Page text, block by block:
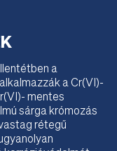
a
a Cr(VI)-
mentes
sárga krómozás
rétegű